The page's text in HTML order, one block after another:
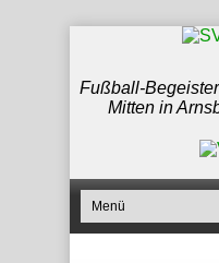
Fußball-
Mitten in